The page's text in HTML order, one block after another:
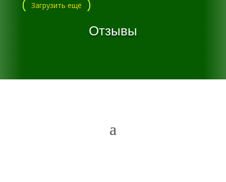
Загрузить ещё
Отзывы